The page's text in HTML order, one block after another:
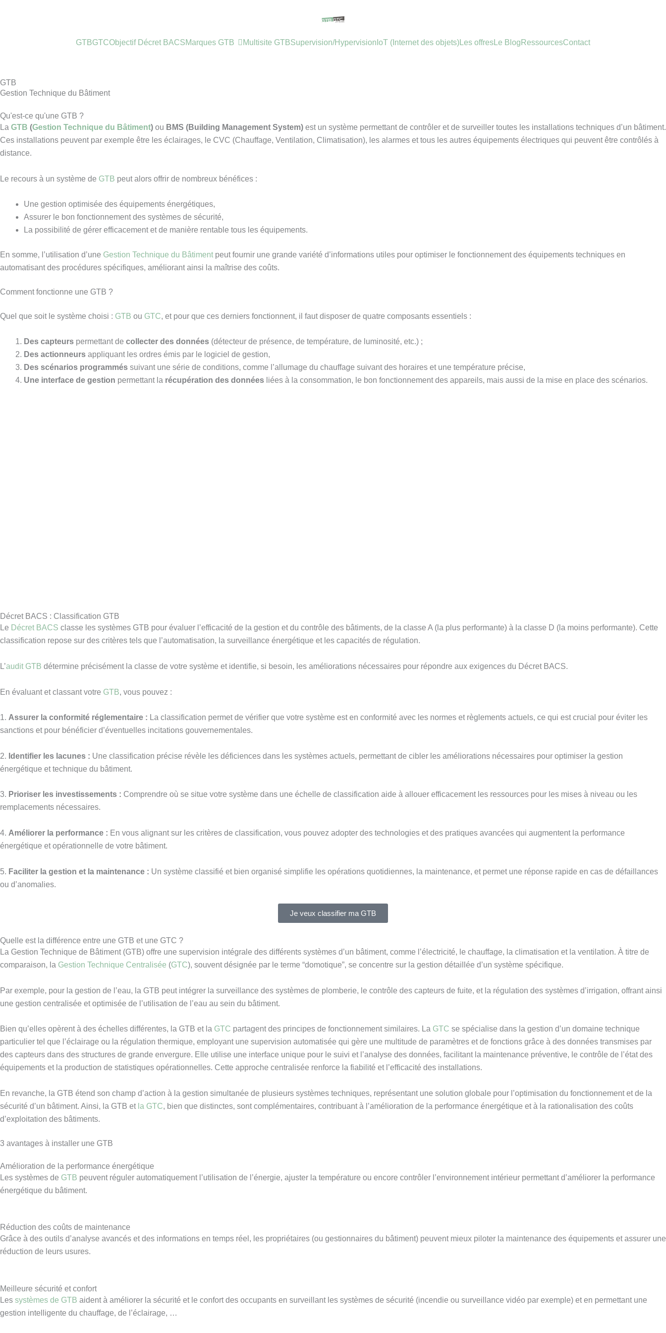
GTBGTCObjectif Décret BACSMarques GTB Multisite GTBSupervision/Hypervision IoT (Internet des objets)Les offresLe Blog RessourcesContact
GTB
Gestion Technique du Bâtiment
Qu'est-ce qu'une GTB ?
La GTB (Gestion Technique du Bâtiment) ou BMS (Building Management System) est un système permettant de contrôler et de surveiller toutes les installations techniques d’un bâtiment.
Ces installations peuvent par exemple être les éclairages, le CVC (Chauffage, Ventilation, Climatisation), les alarmes et tous les autres équipements électriques qui peuvent être contrôlés à
distance.
Le recours à un système de GTB peut alors offrir de nombreux bénéfices :
Une gestion optimisée des équipements énergétiques,
Assurer le bon fonctionnement des systèmes de sécurité,
La possibilité de gérer efficacement et de manière rentable tous les équipements.
En somme, l’utilisation d’une Gestion Technique du Bâtiment peut fournir une grande variété d’informations utiles pour optimiser le fonctionnement des équipements techniques en
automatisant des procédures spécifiques, améliorant ainsi la maîtrise des coûts.
Comment fonctionne une GTB ?
Quel que soit le système choisi : GTB ou GTC, et pour que ces derniers fonctionnent, il faut disposer de quatre composants essentiels :
Des capteurs permettant de collecter des données (détecteur de présence, de température, de luminosité, etc.) ;
Des actionneurs appliquant les ordres émis par le logiciel de gestion,
Des scénarios programmés suivant une série de conditions, comme l’allumage du chauffage suivant des horaires et une température précise,
Une interface de gestion permettant la récupération des données liées à la consommation, le bon fonctionnement des appareils, mais aussi de la mise en place des scénarios.
Décret BACS : Classification GTB
Le Décret BACS classe les systèmes GTB pour évaluer l’efficacité de la gestion et du contrôle des bâtiments, de la classe A (la plus performante) à la classe D (la moins performante). Cette
classification repose sur des critères tels que l’automatisation, la surveillance énergétique et les capacités de régulation.
L’audit GTB détermine précisément la classe de votre système et identifie, si besoin, les améliorations nécessaires pour répondre aux exigences du Décret BACS.
En évaluant et classant votre GTB, vous pouvez :
1. Assurer la conformité réglementaire : La classification permet de vérifier que votre système est en conformité avec les normes et règlements actuels, ce qui est crucial pour éviter les
sanctions et pour bénéficier d’éventuelles incitations gouvernementales.
2. Identifier les lacunes : Une classification précise révèle les déficiences dans les systèmes actuels, permettant de cibler les améliorations nécessaires pour optimiser la gestion
énergétique et technique du bâtiment.
3. Prioriser les investissements : Comprendre où se situe votre système dans une échelle de classification aide à allouer efficacement les ressources pour les mises à niveau ou les
remplacements nécessaires.
4. Améliorer la performance : En vous alignant sur les critères de classification, vous pouvez adopter des technologies et des pratiques avancées qui augmentent la performance
énergétique et opérationnelle de votre bâtiment.
5. Faciliter la gestion et la maintenance : Un système classifié et bien organisé simplifie les opérations quotidiennes, la maintenance, et permet une réponse rapide en cas de défaillances
ou d’anomalies.
Je veux classifier ma GTB
Quelle est la différence entre une GTB et une GTC ?
La Gestion Technique de Bâtiment (GTB) offre une supervision intégrale des différents systèmes d’un bâtiment, comme l’électricité, le chauffage, la climatisation et la ventilation. À titre de
comparaison, la Gestion Technique Centralisée (GTC), souvent désignée par le terme “domotique”, se concentre sur la gestion détaillée d’un système spécifique.
Par exemple, pour la gestion de l’eau, la GTB peut intégrer la surveillance des systèmes de plomberie, le contrôle des capteurs de fuite, et la régulation des systèmes d’irrigation, offrant ainsi
une gestion centralisée et optimisée de l’utilisation de l’eau au sein du bâtiment.
Bien qu’elles opèrent à des échelles différentes, la GTB et la GTC partagent des principes de fonctionnement similaires. La GTC se spécialise dans la gestion d’un domaine technique
particulier tel que l’éclairage ou la régulation thermique, employant une supervision automatisée qui gère une multitude de paramètres et de fonctions grâce à des données transmises par
des capteurs dans des structures de grande envergure. Elle utilise une interface unique pour le suivi et l’analyse des données, facilitant la maintenance préventive, le contrôle de l’état des
équipements et la production de statistiques opérationnelles. Cette approche centralisée renforce la fiabilité et l’efficacité des installations.
En revanche, la GTB étend son champ d’action à la gestion simultanée de plusieurs systèmes techniques, représentant une solution globale pour l’optimisation du fonctionnement et de la
sécurité d’un bâtiment. Ainsi, la GTB et la GTC, bien que distinctes, sont complémentaires, contribuant à l’amélioration de la performance énergétique et à la rationalisation des coûts
d’exploitation des bâtiments.
3 avantages à installer une GTB
Amélioration de la performance énergétique
Les systèmes de GTB peuvent réguler automatiquement l’utilisation de l’énergie, ajuster la température ou encore contrôler l’environnement intérieur permettant d’améliorer la performance
énergétique du bâtiment.
Réduction des coûts de maintenance
Grâce à des outils d’analyse avancés et des informations en temps réel, les propriétaires (ou gestionnaires du bâtiment) peuvent mieux piloter la maintenance des équipements et assurer une
réduction de leurs usures.
Meilleure sécurité et confort
Les systèmes de GTB aident à améliorer la sécurité et le confort des occupants en surveillant les systèmes de sécurité (incendie ou surveillance vidéo par exemple) et en permettant une
gestion intelligente du chauffage, de l’éclairage, …